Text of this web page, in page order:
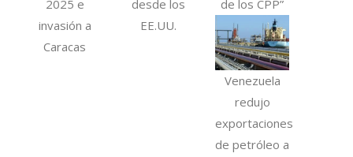
2025 e
invasión a
Caracas
desde los
EE.UU.
de los CPP”
Venezuela
redujo
exportaciones
de petróleo a